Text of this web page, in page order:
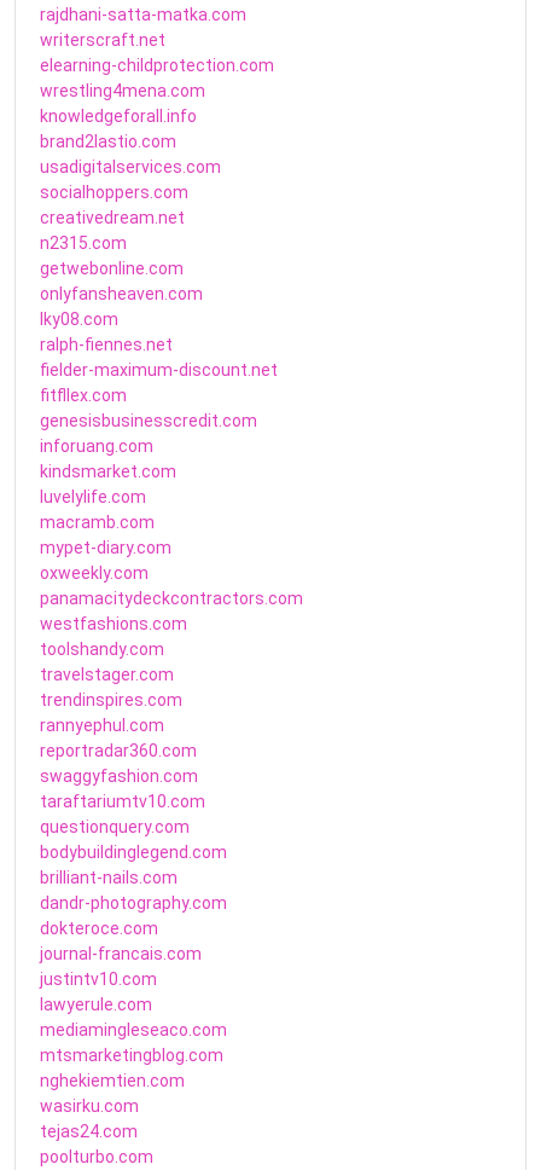
rajdhani-satta-matka.com
writerscraft.net
elearning-childprotection.com
wrestling4mena.com
knowledgeforall.info
brand2lastio.com
usadigitalservices.com
socialhoppers.com
creativedream.net
n2315.com
getwebonline.com
onlyfansheaven.com
lky08.com
ralph-fiennes.net
fielder-maximum-discount.net
fitfllex.com
genesisbusinesscredit.com
inforuang.com
kindsmarket.com
luvelylife.com
macramb.com
mypet-diary.com
oxweekly.com
panamacitydeckcontractors.com
westfashions.com
toolshandy.com
travelstager.com
trendinspires.com
rannyephul.com
reportradar360.com
swaggyfashion.com
taraftariumtv10.com
questionquery.com
bodybuildinglegend.com
brilliant-nails.com
dandr-photography.com
dokteroce.com
journal-francais.com
justintv10.com
lawyerule.com
mediamingleseaco.com
mtsmarketingblog.com
nghekiemtien.com
wasirku.com
tejas24.com
poolturbo.com